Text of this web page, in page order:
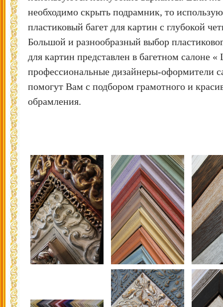
необходимо скрыть подрамник, то
пластиковый багет для картин с глубокой
Большой и разнообразный выбор
для картин представлен в багетном салоне
профессиональные дизайнеры-оформители
помогут Вам с подбором грамотного и
обрамления.